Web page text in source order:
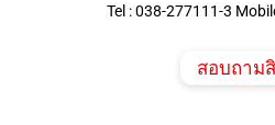
Tel : 038-277111-3
สอบถาม